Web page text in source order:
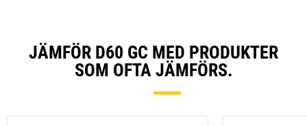
JÄMFÖR D60 GC MED PRODUKTER
SOM OFTA JÄMFÖRS.